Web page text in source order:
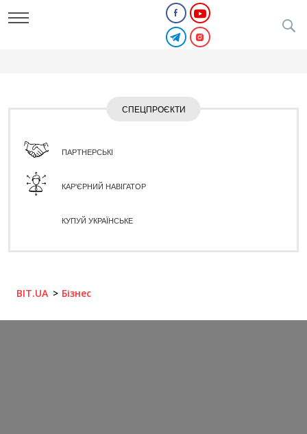
СПЕЦПРОЄКТИ
ПАРТНЕРСЬКІ
КАР'ЄРНИЙ НАВІГАТОР
КУПУЙ УКРАЇНСЬКЕ
BIT.UA Бізнес